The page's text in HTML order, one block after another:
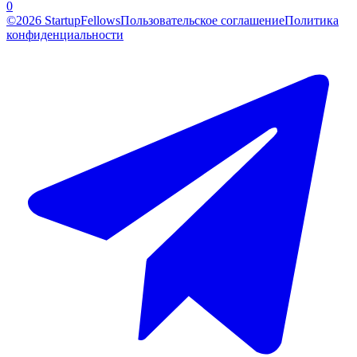
0
©2026 StartupFellowsПользовательское соглашениеПолитика
конфиденциальности